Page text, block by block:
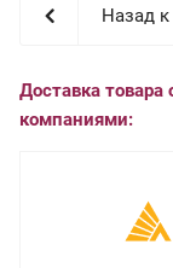
Назад к
Доставка
компаниями: